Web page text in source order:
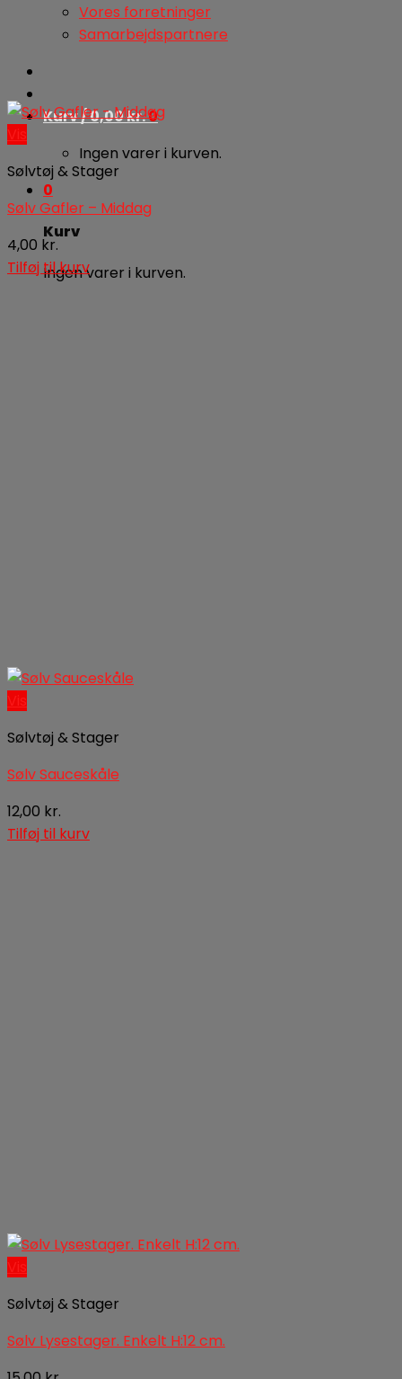
Vores forretninger
Samarbejdspartnere
Kurv /0,00kr.0
Ingen varer i kurven.
0
Kurv
Ingen varer i kurven.
Sølvtøj & Stager
Sølv Gafler – Middag
4,00 kr.
Tilføj til kurv
Sølvtøj & Stager
Sølv Sauceskåle
12,00 kr.
Tilføj til kurv
Sølvtøj & Stager
Sølv Lysestager. Enkelt H:12 cm.